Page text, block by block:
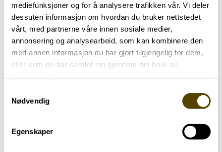
mediefunksjoner og for å analysere trafikken vår. Vi deler
dessuten informasjon om hvordan du bruker nettstedet
vårt, med partnerne våre innen sosiale medier,
annonsering og analysearbeid, som kan kombinere den
med annen informasjon du har gjort tilgjengelig for dem,
eller som de har samlet inn gjennom din bruk av
Nødvendig
Egenskaper
20. oktober
Velkommen til Parkinsonuka 2025